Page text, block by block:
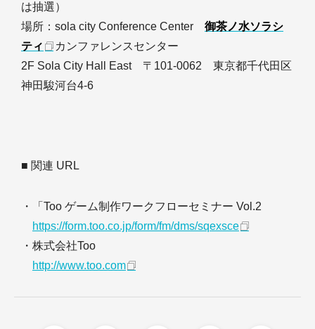
は抽選）
場所：sola city Conference Center 御茶ノ水ソラシ
ティ
カンファレンスセンター
2F Sola City Hall East 〒101-0062 東京都千代田区
神田駿河台4-6
■ 関連 URL
・「Too ゲーム制作ワークフローセミナー Vol.2
https://form.too.co.jp/form/fm/dms/sqexsce
・株式会社Too
http://www.too.com